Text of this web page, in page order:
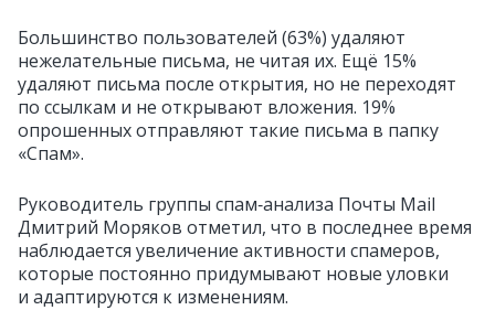
Большинство пользователей (63%) удаляют
нежелательные письма, не читая их. Ещё 15%
удаляют письма после открытия, но не переходят
по ссылкам и не открывают вложения. 19%
опрошенных отправляют такие письма в папку
«Спам».
Руководитель группы спам‑анализа Почты Mail
Дмитрий Моряков отметил, что в последнее время
наблюдается увеличение активности спамеров,
которые постоянно придумывают новые уловки
и адаптируются к изменениям.